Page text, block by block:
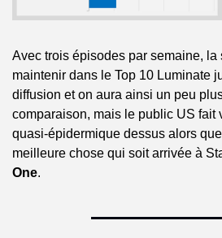
Avec trois épisodes par semaine, la
maintenir dans le Top 10 Luminate
diffusion et on aura ainsi un peu
comparaison, mais le public US fait
quasi-épidermique dessus alors
meilleure chose qui soit arrivée à
One.